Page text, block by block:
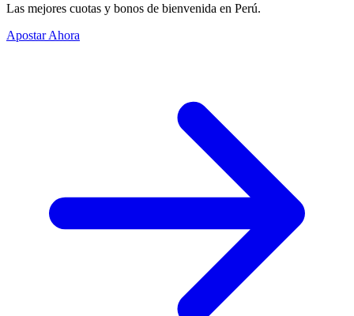
Las mejores cuotas y bonos de bienvenida en Perú.
Apostar Ahora